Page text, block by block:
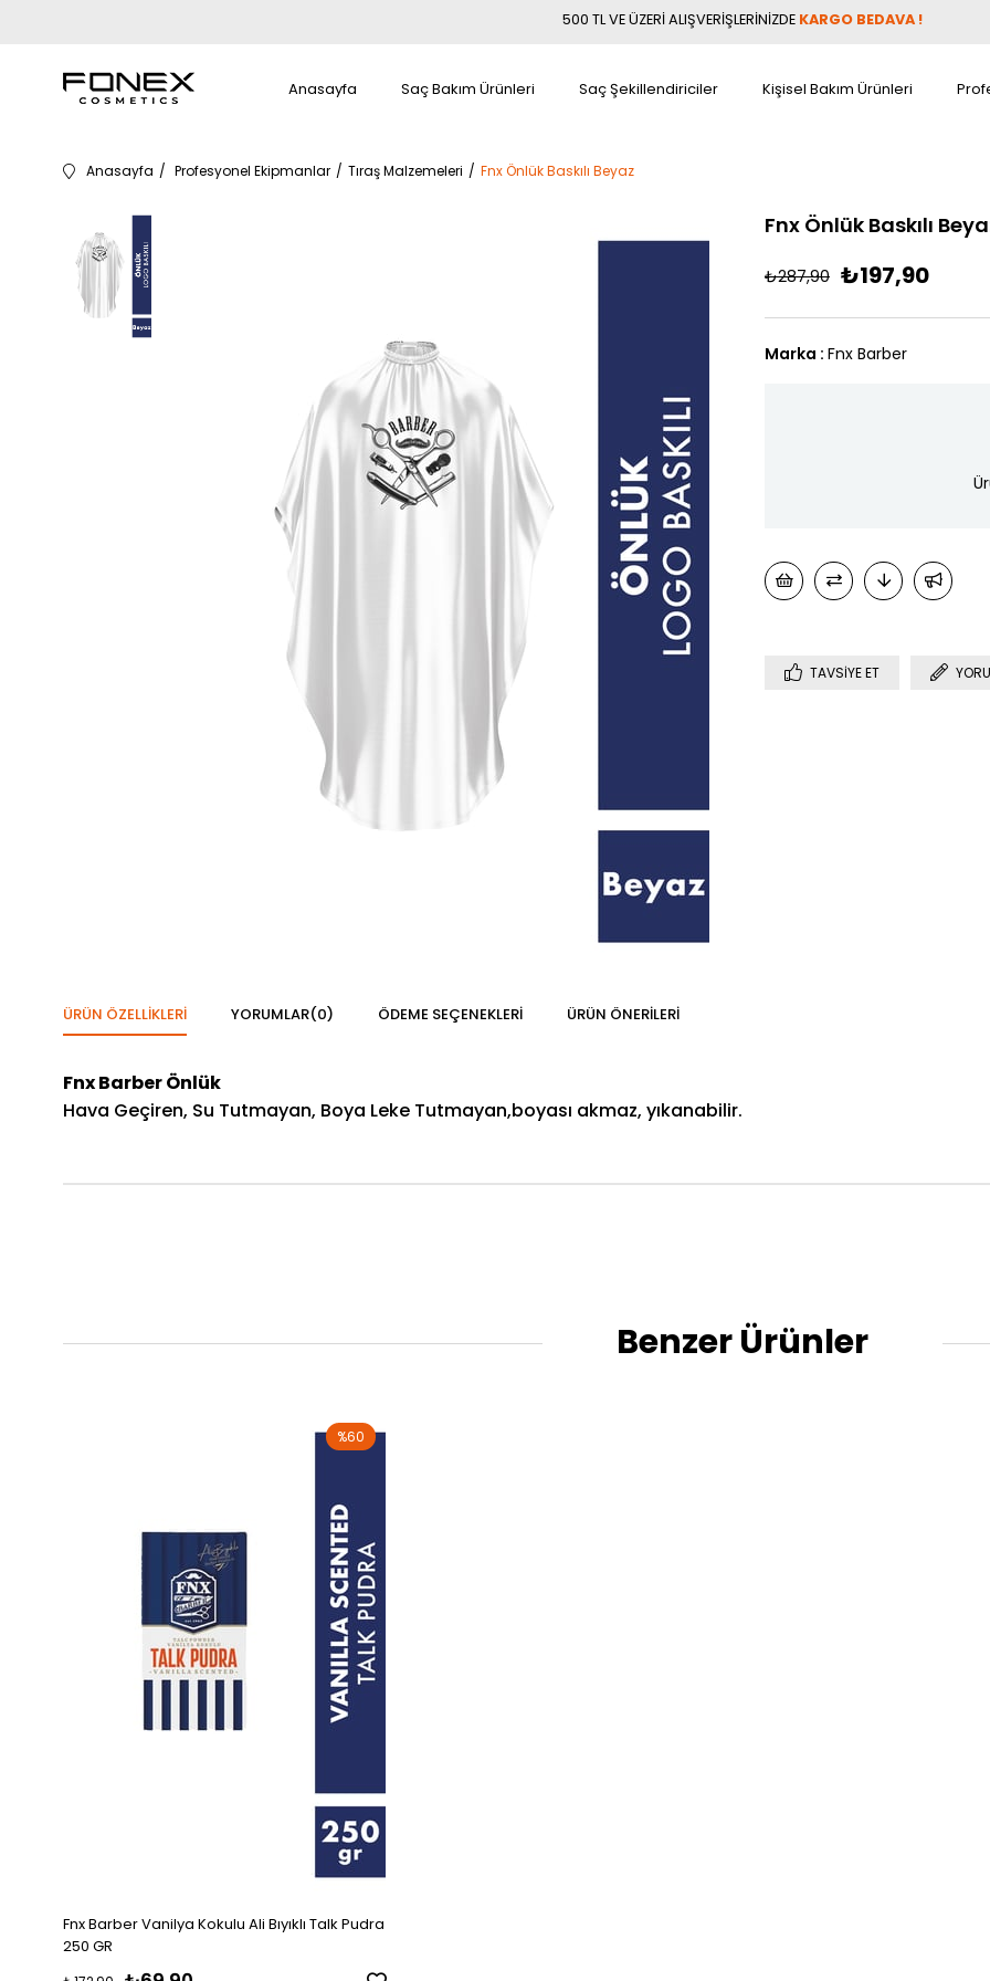
500 TL VE ÜZERİ ALIŞVERİŞLERİNİZDE KARGO BEDAVA !
Anasayfa Saç Bakım Ürünleri Saç Şekillendiriciler Kişisel Bakım Ürünleri
Anasayfa Profesyonel Ekipmanlar Tıraş Malzemeleri Fnx Önlük Baskılı Beyaz
Fnx Önlük Baskılı
₺287,90 ₺197,90
Marka : Fnx Barber
TAVSIYE ET
ÜRÜN ÖZELLIKLERI YORUMLAR(0) ÖDEME SEÇENEKLERI ÜRÜN ÖNERILERI
Fnx Barber Önlük
Hava Geçiren, Su Tutmayan, Boya Leke Tutmayan,boyası akmaz, yıkanabilir.
Benzer Ürünler
Fnx Barber Vanilya Kokulu Ali Bıyıklı Talk Pudra
250 GR
%60